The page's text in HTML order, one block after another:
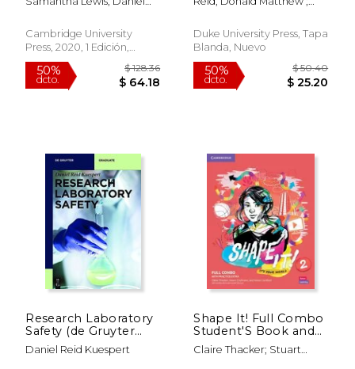
dcto. dcto. $
Lower Secondary
Cambridge University
Press, 2020, 1 Edición,
Paquete De Productos,
Nuevo
Duke University Press, Tapa
Blanda, Nuevo
Research Laboratory
Safety (de Gruyter
Textbook) (en Inglés)
Daniel Reid Kuespert
Shape It! Full Combo
Student'S Book and
Workbook With
Practice Extra. Level 2
Claire Thacker; Stuart